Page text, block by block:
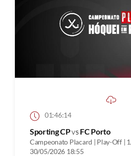
01:46:14
Sporting CPvs FC Porto
Campeonato Placard | Play-Off |
30/05/2026 18:55